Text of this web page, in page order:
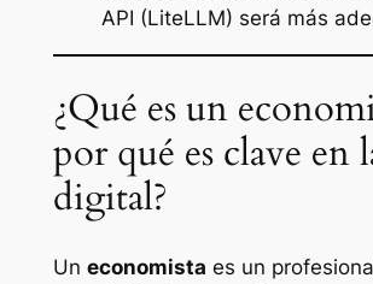
API (LiteLLM) será más
¿Qué es un
por qué es clave en
digital?
Un economista es un